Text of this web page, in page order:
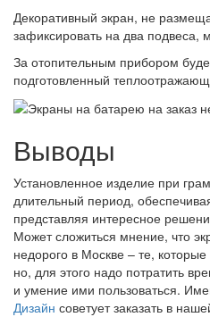
Декоративный экран, не
зафиксировать на два подвеса,
За отопительным прибором
подготовленный
Выводы
Установленное изделие при
длительный период,
представляя интересное
Может сложиться мнение, что
недорого в Москве – те,
но, для этого надо потратить
и умение ими пользоваться.
Дизайн советует заказать в